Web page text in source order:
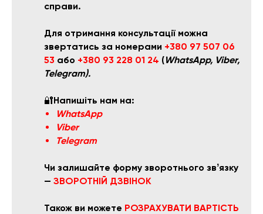
справи.
Для отримання консультації можна
звертатись за номерами +380 97 507 06
53 або +380 93 228 01 24 (WhatsApp, Viber,
Telegram).
🔐Напишіть нам на:
WhatsApp
Viber
Telegram
Чи залишайте форму зворотнього звʼязку
— ЗВОРОТНІЙ ДЗВІНОК
Також ви можете РОЗРАХУВАТИ ВАРТІСТЬ